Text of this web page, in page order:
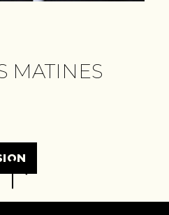
MATINES